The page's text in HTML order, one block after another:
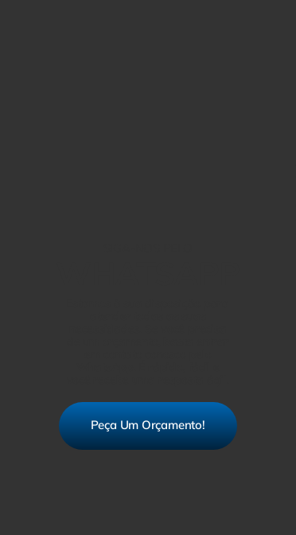
Peça Um Orçamento!